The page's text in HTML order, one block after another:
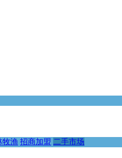
牧渔 招商加盟 二手市场